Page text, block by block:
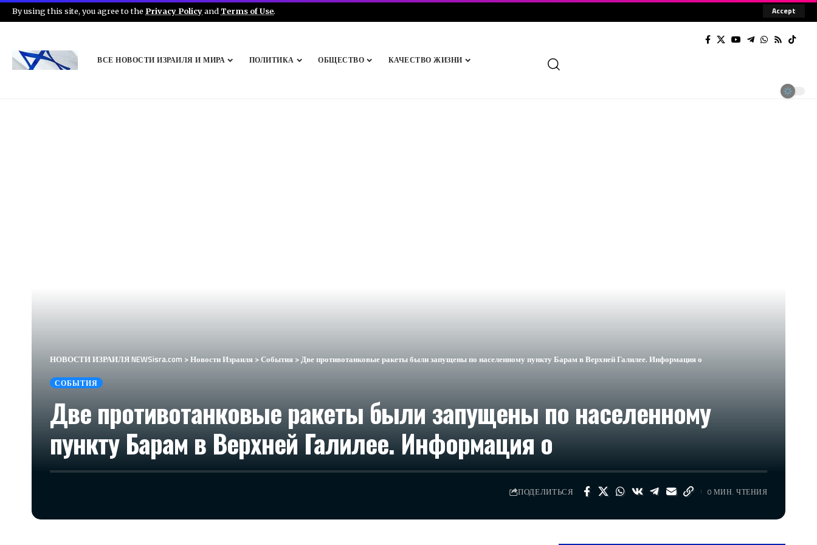
By using this site, you agree to the Privacy Policyand Terms of Use. Accept
ВСЕ НОВОСТИ ИЗРАИЛЯ И МИРА ПОЛИТИКА ОБЩЕСТВО КАЧЕСТВО ЖИЗНИ
НОВОСТИ ИЗРАИЛЯ NEWSisra.com >Новости Израиля >События >Две противотанковые ракеты были запущены по населенному пункту Барам в Верхней Галилее. Информация о
СОБЫТИЯ
Две противотанковые ракеты были запущены по населенному
пункту Барам в Верхней Галилее. Информация о
ПОДЕЛИТЬСЯ 0 МИН. ЧТЕНИЯ